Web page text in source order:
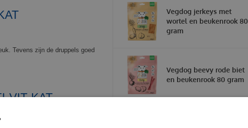
Tevens zijn de druppels goed
VIT KAT
Vegdog jerkeys met
wortel en beukenrook 80
gram
Vegdog beevy rode biet
en beukenrook 80 gram